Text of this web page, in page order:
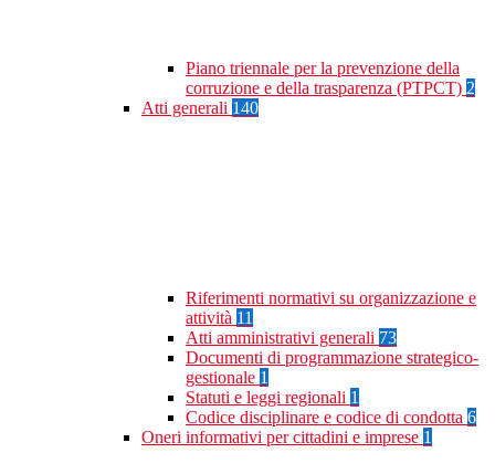
Piano triennale per la prevenzione della
corruzione e della trasparenza (PTPCT) 2
Atti generali 140
Riferimenti normativi su organizzazione e
attività 11
Atti amministrativi generali 73
Documenti di programmazione strategico-
gestionale 1
Statuti e leggi regionali 1
Codice disciplinare e codice di condotta 6
Oneri informativi per cittadini e imprese 1